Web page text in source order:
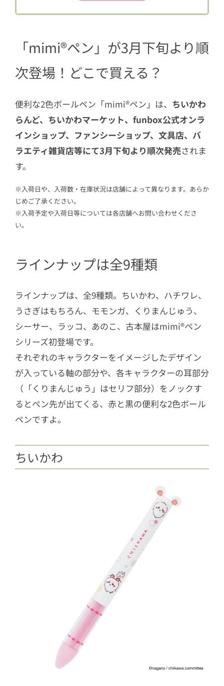
2.5 古本屋（カニちゃん）
2.7 シーサー
2.8ラッコ
2.9 あのこ
「mimi®ペン」が3月下旬より順
次登場！どこで買える？
便利な2色ボールペン「mimi®ペン」は、 ちいかわ
らんど、ちいかわマーケット、funbox公式オンラ
インショップ、ファンシーショップ、文具店、バ
ラエティ雑貨店等にて3月下旬より順次発売されま
す。
※入荷日や、入荷数・在庫状況は店舗によって異なります。あらか
じめご了承ください。
※入荷予定や入荷日等については各店舗へお問い合わせくださ
い。
ラインナップは全9種類
ラインナップは、全9種類。ちいかわ、ハチワレ、
うさぎはもちろん、モモンガ、くりまんじゅう、
シーサー、ラッコ、あのこ、古本屋はmimi®ペン
シリーズ初登場です。
それぞれのキャラクターをイメージしたデザイン
が入っている軸の部分や、各キャラクターの耳部分
（「くりまんじゅう」はセリフ部分）をノックす
るとペン先が出てくる、赤と黒の便利な2色ボール
ペンですよ。
ちいかわ